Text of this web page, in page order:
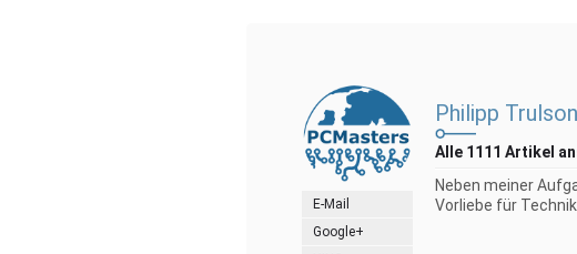
E-Mail
Google+
Philipp Trulson
Alle 1111 Artikel
Neben meiner
Vorliebe für